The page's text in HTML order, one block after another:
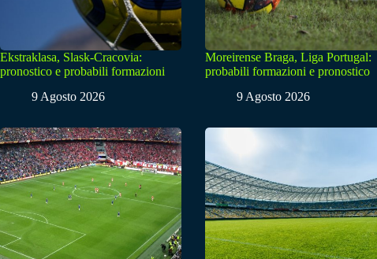
Ekstraklasa, Slask-Cracovia:
pronostico e probabili formazioni
9 Agosto 2026
Moreirense Braga, Liga Portugal:
probabili formazioni e pronostico
9 Agosto 2026